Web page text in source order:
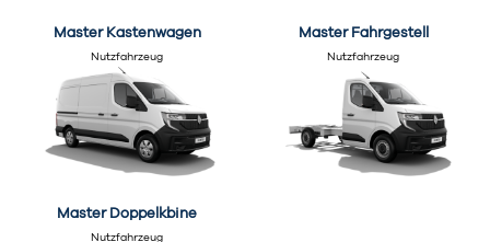
Master Kastenwagen
Nutzfahrzeug
Master Fahrgestell
Nutzfahrzeug
Master Doppelkbine
Nutzfahrzeug